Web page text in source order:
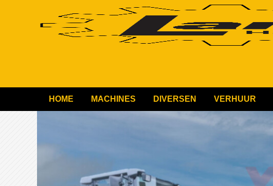
HOME MACHINES DIVERSEN VERHUUR